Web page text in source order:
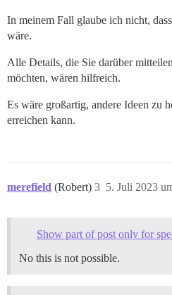
In meinem Fall glaube ich nicht,
wäre.
Alle Details, die Sie darüber
möchten, wären hilfreich.
Es wäre großartig, andere Ideen zu
erreichen kann.
merefield (Robert) 5. Juli 2023
3
Show part of post only for
No this is not possible.